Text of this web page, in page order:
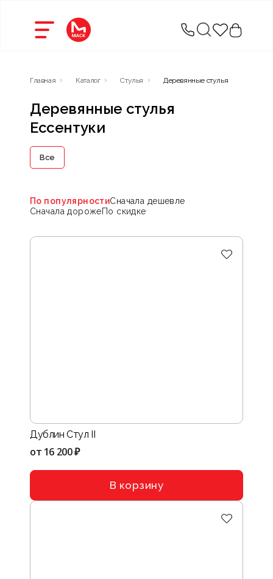
Главная Каталог Стулья Деревянные стулья
Деревянные стулья
Ессентуки
Все
По популярностиСначала дешевле
Сначала дорожеПо скидке
Дублин Стул II
от 16 200 ₽
В корзину